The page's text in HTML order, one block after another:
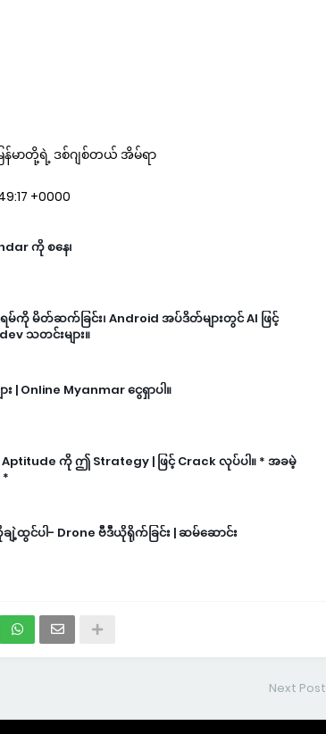
ြန်မာတို့ရဲ့ ဒစ်ဂျစ်တယ် အိမ်ရာ
+0000
ကို စနေ၊
မ်ကို မိတ်ဆက်ခြင်း၊ Android အပ်ဒိတ်များတွင် AI ဖြင့်
သတင်းများ။
း | Online Myanmar ငွေရှာပါ။
ကို ဤ Strategy | ဖြင့် Crack လုပ်ပါ။ * အခမဲ့
*
ထွင်ပါ- Drone ဗီဒီယိုရိုက်ခြင်း | ဆမ်ဆောင်း
Next Post